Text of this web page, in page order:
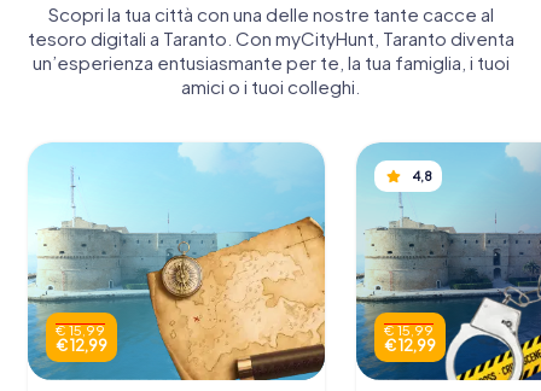
Scopri la tua città con una delle nostre tante cacce al
tesoro digitali a Taranto. Con myCityHunt, Taranto diventa
un’esperienza entusiasmante per te, la tua famiglia, i tuoi
amici o i tuoi colleghi.
€ 15,99
€ 12,99
4,8
€ 15,99
€ 12,99